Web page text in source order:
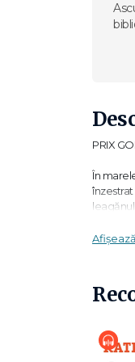
PRIX
În
departe
Un